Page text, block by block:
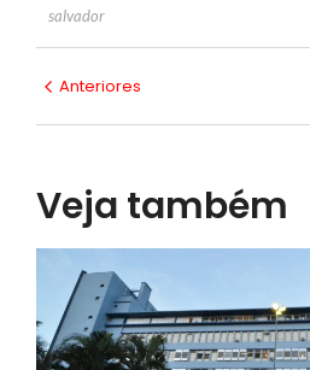
salvador
Anteriores
Veja também